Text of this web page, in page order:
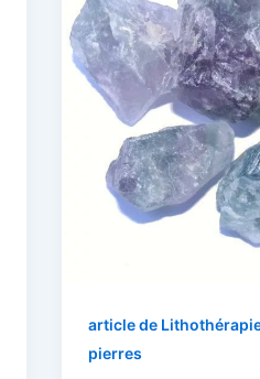
article de
pierres